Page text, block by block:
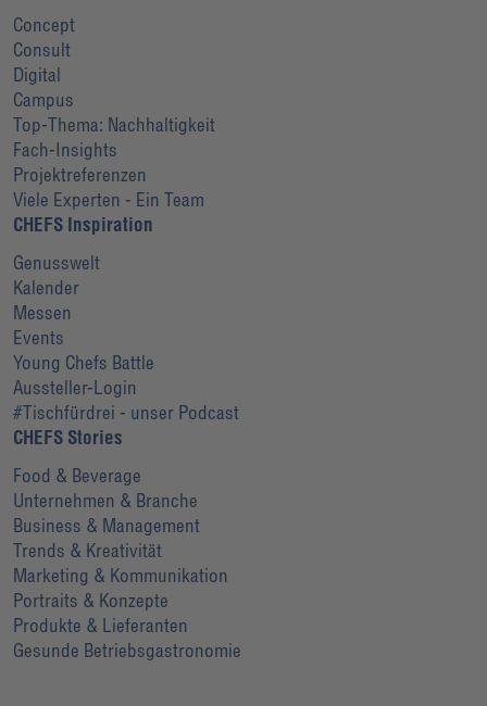
Concept
Consult
Digital
Campus
Top-Thema: Nachhaltigkeit
Fach-Insights
Projektreferenzen
Viele Experten - Ein Team
CHEFS Inspiration
Genusswelt
Kalender
Messen
Events
Young Chefs Battle
Aussteller-Login
#Tischfürdrei - unser Podcast
CHEFS Stories
Food & Beverage
Unternehmen & Branche
Business & Management
Trends & Kreativität
Marketing & Kommunikation
Portraits & Konzepte
Produkte & Lieferanten
Gesunde Betriebsgastronomie